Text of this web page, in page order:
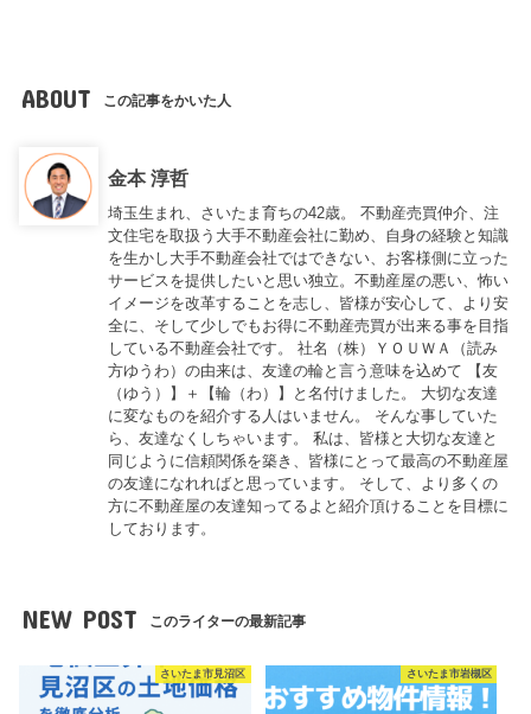
ABOUT この記事をかいた人
金本 淳哲
埼玉生まれ、さいたま育ちの42歳。 不動産売買仲介、注
文住宅を取扱う大手不動産会社に勤め、自身の経験と知識
を生かし大手不動産会社ではできない、お客様側に立った
サービスを提供したいと思い独立。不動産屋の悪い、怖い
イメージを改革することを志し、皆様が安心して、より安
全に、そして少しでもお得に不動産売買が出来る事を目指
している不動産会社です。 社名（株）ＹＯＵＷＡ（読み
方ゆうわ）の由来は、友達の輪と言う意味を込めて 【友
（ゆう）】＋【輪（わ）】と名付けました。 大切な友達
に変なものを紹介する人はいません。 そんな事していた
ら、友達なくしちゃいます。 私は、皆様と大切な友達と
同じように信頼関係を築き、皆様にとって最高の不動産屋
の友達になれればと思っています。 そして、より多くの
方に不動産屋の友達知ってるよと紹介頂けることを目標に
しております。
NEW POST このライターの最新記事
さいたま市見沼区 さいたま市岩槻区